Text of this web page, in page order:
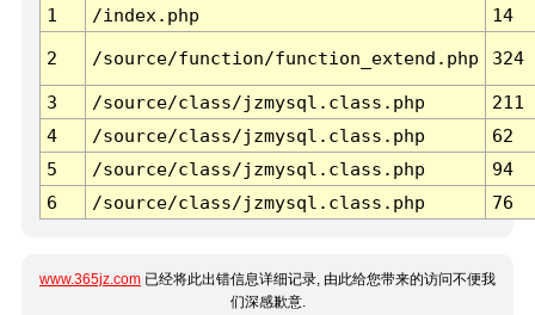
1
/index.php 14
2 /source/function/function_extend.php 324
3 /source/class/jzmysql.class.php
211
4
/source/class/jzmysql.class.php
62
5
/source/class/jzmysql.class.php
94
6
/source/class/jzmysql.class.php 76
www.365jz.com 已经将此出错信息详细记录, 由此给您带来的访问不便我
们深感歉意.